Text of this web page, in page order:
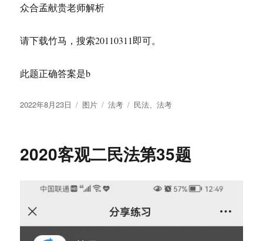
众合孟献贵老师解析
请下载竹马，搜索20110311即可。
此题正确答案是b
发
2022年8月23日
格
图片
分
法考
标
民法 、法考
2020客观二民法第35题